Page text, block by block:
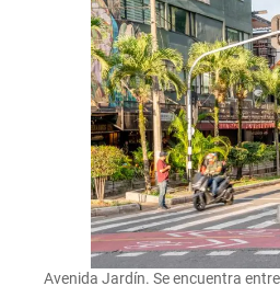
Avenida Jardín. Se encuentra